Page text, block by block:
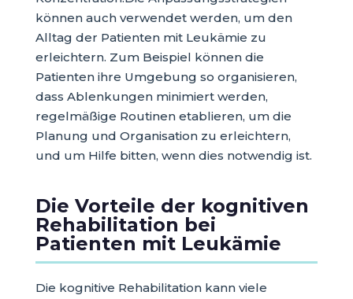
können auch verwendet werden, um den
Alltag der Patienten mit Leukämie zu
erleichtern. Zum Beispiel können die
Patienten ihre Umgebung so organisieren,
dass Ablenkungen minimiert werden,
regelmäßige Routinen etablieren, um die
Planung und Organisation zu erleichtern,
und um Hilfe bitten, wenn dies notwendig ist.
Die Vorteile der kognitiven
Rehabilitation bei
Patienten mit Leukämie
Die kognitive Rehabilitation kann viele